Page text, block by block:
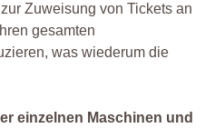
Zuweisung von Tickets an
gesamten
was wiederum die
einzelnen Maschinen und